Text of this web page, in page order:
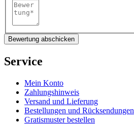
Bewertung abschicken
Service
Mein Konto
Zahlungshinweis
Versand und Lieferung
Bestellungen und Rücksendungen
Gratismuster bestellen